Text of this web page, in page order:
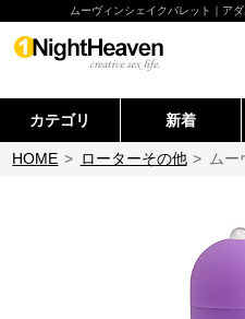
ムーヴィンシェイクバレット｜ア
カテゴリ 新着
HOME > ローターその他 > ムー